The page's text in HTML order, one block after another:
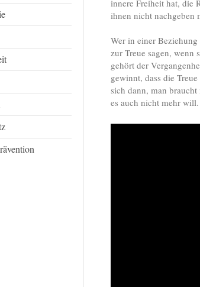
innere Freiheit hat, die
ihnen nicht nachgeben
Wer in einer
zur Treue sagen, wenn
gehört der
gewinnt, dass die
sich dann, man
es auch nicht mehr will.